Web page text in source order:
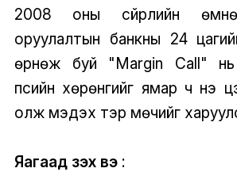
2008 оны сүйрлийн
оруулалтын банкны 24
өрнөж буй "Margin Call" нь
пүүсийн хөрөнгийг ямар ч үнэ
олж мэдэх тэр мөчийг
Яагаад үзэх вэ: